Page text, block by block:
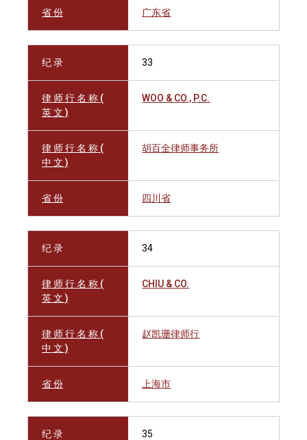
省 份 广东省
纪 录 33
律 师 行 名 称 (
英 文 )
WOO & CO., P.C.
律 师 行 名 称 (
中 文 )
胡百全律师事务所
省 份 四川省
纪 录 34
律 师 行 名 称 (
英 文 )
CHIU & CO.
律 师 行 名 称 (
中 文 )
赵凯珊律师行
省 份 上海市
纪 录 35